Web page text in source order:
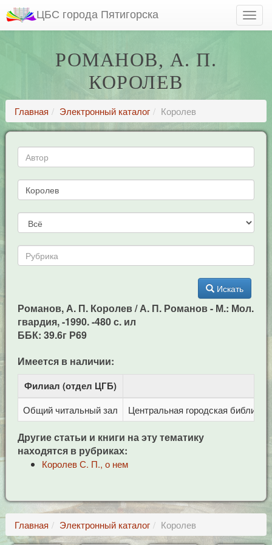
ЦБС города Пятигорска
РОМАНОВ, А. П.
КОРОЛЕВ
Главная Электронный каталог Королев
Искать
Романов, А. П. Королев / А. П. Романов - М.: Мол.
гвардия, -1990. -480 с. ил
ББК: 39.6г Р69
Имеется в наличии:
Филиал (отдел ЦГБ)
Общий читальный зал Центральная городская
Другие статьи и книги на эту тематику
находятся в рубриках:
Королев С. П., о нем
Главная Электронный каталог Королев